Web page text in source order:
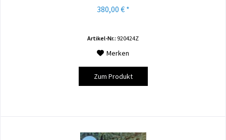
380,00 € *
Artikel-Nr.: 920424Z
Merken
Zum Produkt